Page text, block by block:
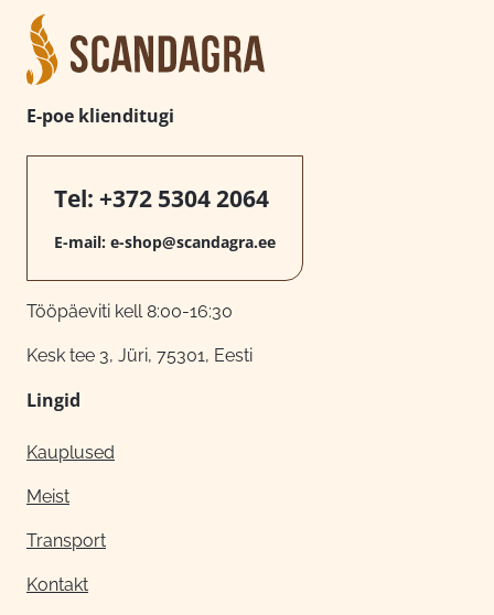
E-poe klienditugi
Tel: +372 5304 2064
E-mail: e-shop@scandagra.ee
Tööpäeviti kell 8:00-16:30
Kesk tee 3, Jüri, 75301, Eesti
Lingid
Kauplused
Meist
Transport
Kontakt